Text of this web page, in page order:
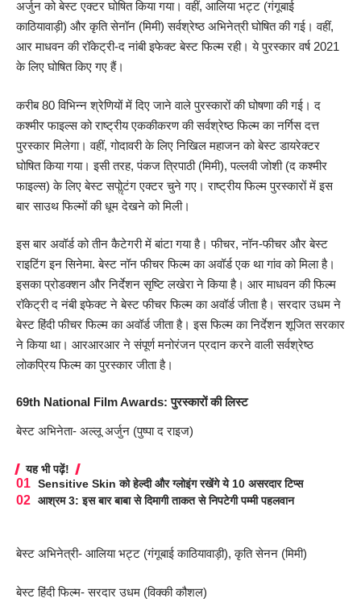
अर्जुन को बेस्ट एक्टर घोषित किया गया। वहीं, आलिया भट्ट (गंगूबाई
काठियावाड़ी) और कृति सेनॉन (मिमी) सर्वश्रेष्ठ अभिनेत्री घोषित की गई। वहीं,
आर माधवन की रॉकेट्री-द नांबी इफेक्ट बेस्ट फिल्म रही। ये पुरस्कार वर्ष 2021
के लिए घोषित किए गए हैं।
करीब 80 विभिन्न श्रेणियों में दिए जाने वाले पुरस्कारों की घोषणा की गई। द
कश्मीर फाइल्स को राष्ट्रीय एककीकरण की सर्वश्रेष्ठ फिल्म का नर्गिस दत्त
पुरस्कार मिलेगा। वहीं, गोदावरी के लिए निखिल महाजन को बेस्ट डायरेक्टर
घोषित किया गया। इसी तरह, पंकज त्रिपाठी (मिमी), पल्लवी जोशी (द कश्मीर
फाइल्स) के लिए बेस्ट सपोॢटंग एक्टर चुने गए। राष्ट्रीय फिल्म पुरस्कारों में इस
बार साउथ फिल्मों की धूम देखने को मिली।
इस बार अवॉर्ड को तीन कैटेगरी में बांटा गया है। फीचर, नॉन-फीचर और बेस्ट
राइटिंग इन सिनेमा. बेस्ट नॉन फीचर फिल्म का अवॉर्ड एक था गांव को मिला है।
इसका प्रोडक्शन और निर्देशन सृष्टि लखेरा ने किया है। आर माधवन की फिल्म
रॉकेट्री द नंबी इफेक्ट ने बेस्ट फीचर फिल्म का अवॉर्ड जीता है। सरदार उधम ने
बेस्ट हिंदी फीचर फिल्म का अवॉर्ड जीता है। इस फिल्म का निर्देशन शूजित सरकार
ने किया था। आरआरआर ने संपूर्ण मनोरंजन प्रदान करने वाली सर्वश्रेष्ठ
लोकप्रिय फिल्म का पुरस्कार जीता है।
69th National Film Awards: पुरस्कारों की लिस्ट
बेस्ट अभिनेता- अल्लू अर्जुन (पुष्पा द राइज)
यह भी पढ़ें!
Sensitive Skin को हेल्दी और ग्लोइंग रखेंगे ये 10 असरदार टिप्स
आश्रम 3: इस बार बाबा से दिमागी ताकत से निपटेगी पम्मी पहलवान
बेस्ट अभिनेत्री- आलिया भट्ट (गंगूबाई काठियावाड़ी), कृति सेनन (मिमी)
बेस्ट हिंदी फिल्म- सरदार उधम (विक्की कौशल)